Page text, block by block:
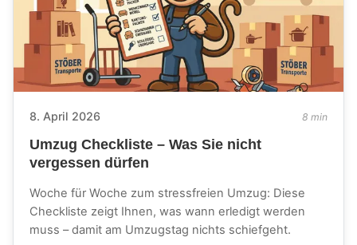
8. April 2026 8 min
Umzug Checkliste – Was Sie nicht
vergessen dürfen
Woche für Woche zum stressfreien Umzug: Diese
Checkliste zeigt Ihnen, was wann erledigt werden
muss – damit am Umzugstag nichts schiefgeht.